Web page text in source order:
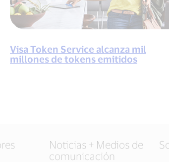
Visa Token Service alcanza mil
millones de tokens emitidos
Noticias + Medios de
comunicación